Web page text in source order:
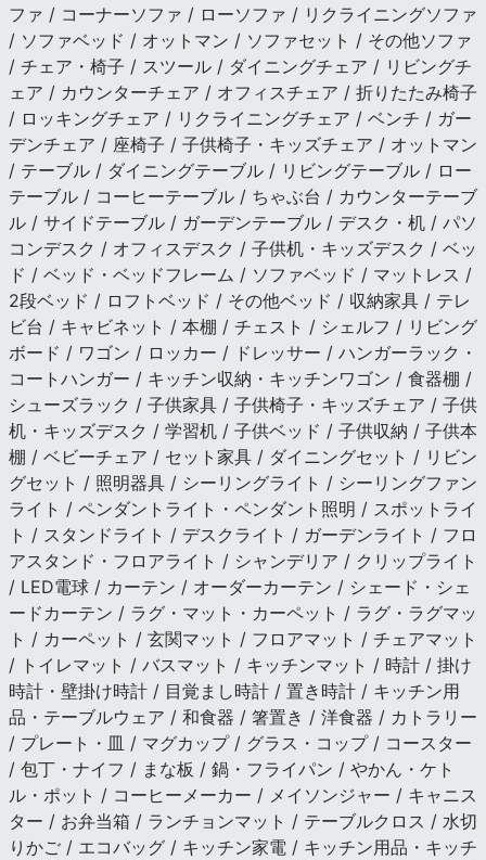
ファ / コーナーソファ / ローソファ / リクライニングソファ
/ ソファベッド / オットマン / ソファセット / その他ソファ
/ チェア・椅子 / スツール / ダイニングチェア / リビングチ
ェア / カウンターチェア / オフィスチェア / 折りたたみ椅子
/ ロッキングチェア / リクライニングチェア / ベンチ / ガー
デンチェア / 座椅子 / 子供椅子・キッズチェア / オットマン
/ テーブル / ダイニングテーブル / リビングテーブル / ロー
テーブル / コーヒーテーブル / ちゃぶ台 / カウンターテーブ
ル / サイドテーブル / ガーデンテーブル / デスク・机 / パソ
コンデスク / オフィスデスク / 子供机・キッズデスク / ベッ
ド / ベッド・ベッドフレーム / ソファベッド / マットレス /
2段ベッド / ロフトベッド / その他ベッド / 収納家具 / テレ
ビ台 / キャビネット / 本棚 / チェスト / シェルフ / リビング
ボード / ワゴン / ロッカー / ドレッサー / ハンガーラック・
コートハンガー / キッチン収納・キッチンワゴン / 食器棚 /
シューズラック / 子供家具 / 子供椅子・キッズチェア / 子供
机・キッズデスク / 学習机 / 子供ベッド / 子供収納 / 子供本
棚 / ベビーチェア / セット家具 / ダイニングセット / リビン
グセット / 照明器具 / シーリングライト / シーリングファン
ライト / ペンダントライト・ペンダント照明 / スポットライ
ト / スタンドライト / デスクライト / ガーデンライト / フロ
アスタンド・フロアライト / シャンデリア / クリップライト
/ LED電球 / カーテン / オーダーカーテン / シェード・シェ
ードカーテン / ラグ・マット・カーペット / ラグ・ラグマッ
ト / カーペット / 玄関マット / フロアマット / チェアマット
/ トイレマット / バスマット / キッチンマット / 時計 / 掛け
時計・壁掛け時計 / 目覚まし時計 / 置き時計 / キッチン用
品・テーブルウェア / 和食器 / 箸置き / 洋食器 / カトラリー
/ プレート・皿 / マグカップ / グラス・コップ / コースター
/ 包丁・ナイフ / まな板 / 鍋・フライパン / やかん・ケト
ル・ポット / コーヒーメーカー / メイソンジャー / キャニス
ター / お弁当箱 / ランチョンマット / テーブルクロス / 水切
りかご / エコバッグ / キッチン家電 / キッチン用品・キッチ